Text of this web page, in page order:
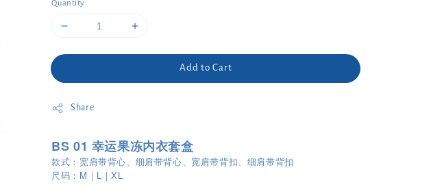
Quantity
Add to Cart
Share
BS 01 幸运果冻内衣套盒
款式：宽肩带背心、细肩带背心、宽肩带背扣、细肩带背扣
尺码：M｜L｜XL